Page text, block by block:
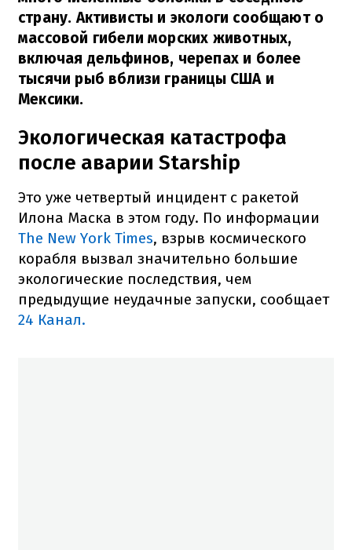
страну. Активисты и экологи сообщают о
массовой гибели морских животных,
включая дельфинов, черепах и более
тысячи рыб вблизи границы США и
Мексики.
Экологическая катастрофа
после аварии Starship
Это уже четвертый инцидент с ракетой
Илона Маска в этом году. По информации
The New York Times, взрыв космического
корабля вызвал значительно большие
экологические последствия, чем
предыдущие неудачные запуски, сообщает
24 Канал.